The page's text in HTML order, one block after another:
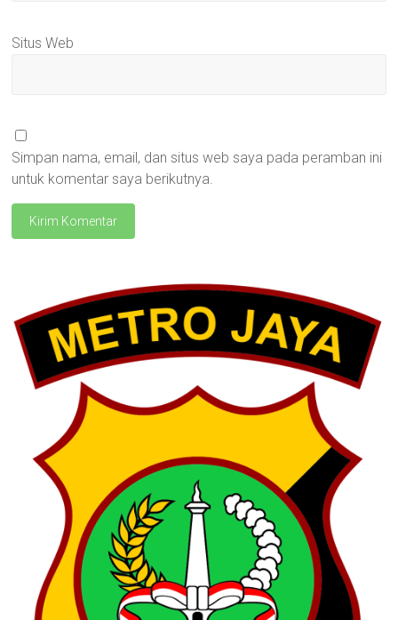
Situs Web
Simpan nama, email, dan situs web saya pada peramban ini
untuk komentar saya berikutnya.